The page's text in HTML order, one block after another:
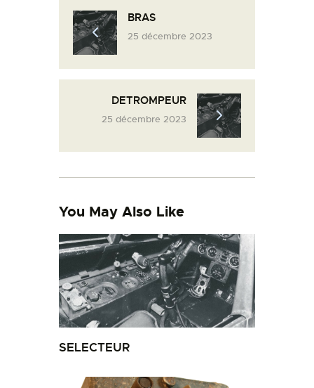
L’ATELIER DE L’AIR
LA SNCAC
L’AIR 606
LA PISTE D’ENVOL
BRAS
25 décembre 2023
DETROMPEUR
25 décembre 2023
You May Also Like
SELECTEUR